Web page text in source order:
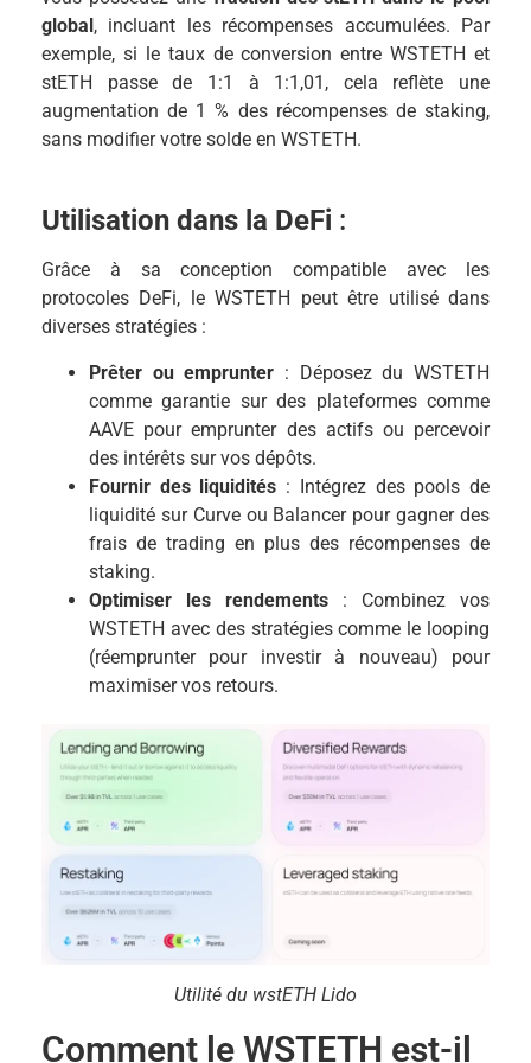
global, incluant les récompenses accumulées. Par
exemple, si le taux de conversion entre WSTETH et
stETH passe de 1:1 à 1:1,01, cela reflète une
augmentation de 1 % des récompenses de staking,
sans modifier votre solde en WSTETH.
Utilisation dans la DeFi :
Grâce à sa conception compatible avec les
protocoles DeFi, le WSTETH peut être utilisé dans
diverses stratégies :
Prêter ou emprunter : Déposez du WSTETH
comme garantie sur des plateformes comme
AAVE pour emprunter des actifs ou percevoir
des intérêts sur vos dépôts.
Fournir des liquidités : Intégrez des pools de
liquidité sur Curve ou Balancer pour gagner des
frais de trading en plus des récompenses de
staking.
Optimiser les rendements : Combinez vos
WSTETH avec des stratégies comme le looping
(réemprunter pour investir à nouveau) pour
maximiser vos retours.
Utilité du wstETH Lido
Comment le WSTETH est-il